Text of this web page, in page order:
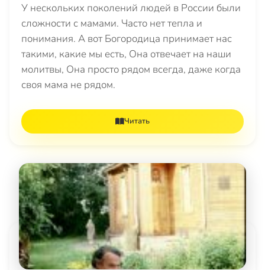
У нескольких поколений людей в России были
сложности с мамами. Часто нет тепла и
понимания. А вот Богородица принимает нас
такими, какие мы есть, Она отвечает на наши
молитвы, Она просто рядом всегда, даже когда
своя мама не рядом.
Читать